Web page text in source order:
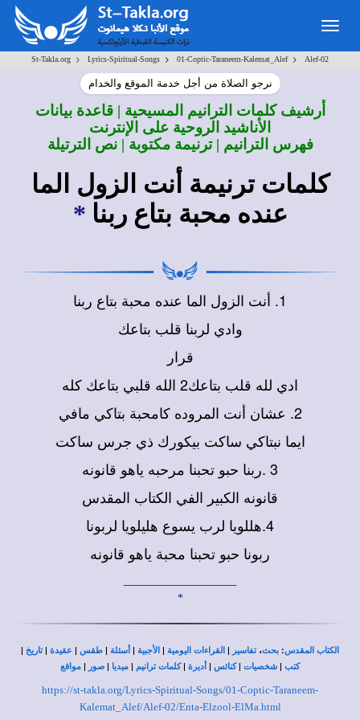
St-Takla.org > Lyrics-Spiritual-Songs > 01-Coptic-Taraneem-Kalemat_Alef> Alef-02
نرجو الصلاة من أجل خدمة الموقع والخدام
أرشيف كلمات الترانيم المسيحية | قاعدة بيانات
الأناشيد الروحية على الإنترنت
فهرس الترانيم | ترنيمة مكتوبة | نص الترتيلة
كلمات ترنيمة أنت الزول الما
عنده محبة بتاع ربنا *
1. أنت الزول الما عنده محبة بتاع ربنا
وادي لربنا قلب بتاعك
قرار
ادي لله قلب بتاعك2 الله قلبي بتاعك كله
2. عشان أنت المروده كامحبة بتاكي مافي
ايما نبتاكي ساكت بيكورك ذي جرس ساكت
3 .ربنا حبو تحبنا مرحبه ياهو قانونه
قانونه الكبير الفي الكتاب المقدس
4.هللويا لرب يسوع هليلويا لربونا
ربونا حبو تحبنا محبة ياهو قانونه
*
الكتاب المقدس: بحث،تفاسير | القراءات اليومية | الأجبية | أسئلة | طقس | عقيدة |تاريخ |
كتب | شخصيات |كنائس | أديرة |كلمات ترانيم | ميديا | صور | مواقع
https://st-takla.org/Lyrics-Spiritual-Songs/01-Coptic-Taraneem-
Kalemat_Alef/Alef-02/Enta-Elzool-ElMa.html